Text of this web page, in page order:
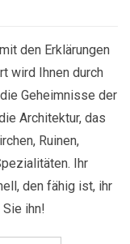
den Erklärungen
wird Ihnen durch
Geheimnisse der
Architektur, das
Ruinen,
Ihr
den fähig ist, ihr
ihn!